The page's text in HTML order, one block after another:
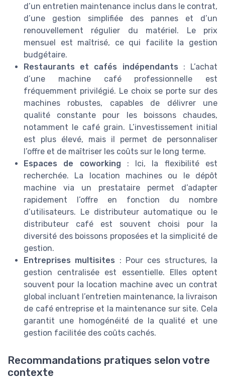
d’un entretien maintenance inclus dans le contrat,
d’une gestion simplifiée des pannes et d’un
renouvellement régulier du matériel. Le prix
mensuel est maîtrisé, ce qui facilite la gestion
budgétaire.
Restaurants et cafés indépendants : L’achat
d’une machine café professionnelle est
fréquemment privilégié. Le choix se porte sur des
machines robustes, capables de délivrer une
qualité constante pour les boissons chaudes,
notamment le café grain. L’investissement initial
est plus élevé, mais il permet de personnaliser
l’offre et de maîtriser les coûts sur le long terme.
Espaces de coworking : Ici, la flexibilité est
recherchée. La location machines ou le dépôt
machine via un prestataire permet d’adapter
rapidement l’offre en fonction du nombre
d’utilisateurs. Le distributeur automatique ou le
distributeur café est souvent choisi pour la
diversité des boissons proposées et la simplicité de
gestion.
Entreprises multisites : Pour ces structures, la
gestion centralisée est essentielle. Elles optent
souvent pour la location machine avec un contrat
global incluant l’entretien maintenance, la livraison
de café entreprise et la maintenance sur site. Cela
garantit une homogénéité de la qualité et une
gestion facilitée des coûts cachés.
Recommandations pratiques selon votre
contexte